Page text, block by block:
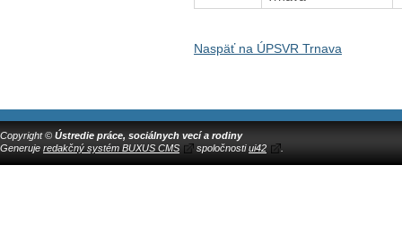
Naspäť na ÚPSVR Trnava
Copyright © Ústredie práce, sociálnych vecí a rodiny
Generuje redakčný systém BUXUS CMS spoločnostiui42